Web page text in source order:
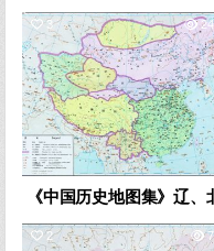
3
《中国历史地图集》辽、
2